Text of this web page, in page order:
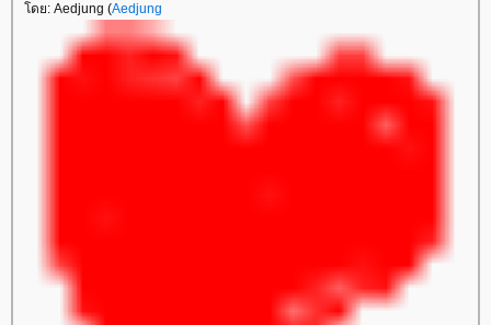
ดย: Aedjung (Aedjung